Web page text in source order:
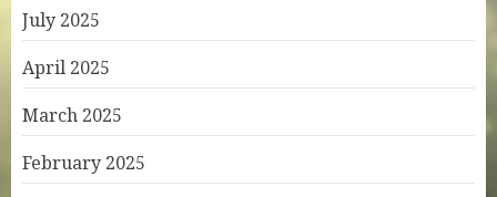
July 2025
April 2025
March 2025
February 2025